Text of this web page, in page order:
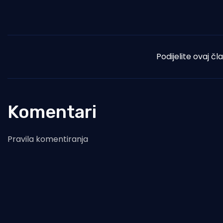
Podijelite ovaj
Komentari
Pravila komentiranja